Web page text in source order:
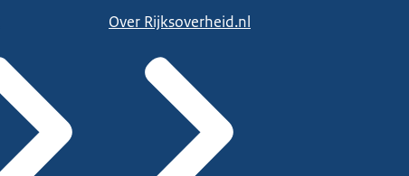
Over Rijksoverheid.nl